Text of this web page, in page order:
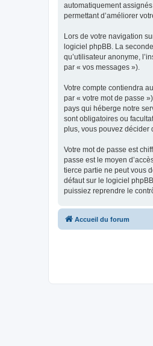
automatiquement
permettant d’améliorer
Lors de votre navigation
logiciel phpBB. La
qu’utilisateur anonyme,
par « vos messages »).
Votre compte contiendra
par « votre mot de passe
pays qui héberge notre
sont obligatoires ou
plus, vous pouvez décider
Votre mot de passe est
passe est le moyen
tierce partie ne peut vous
défaut sur le logiciel
puissiez reprendre le
Accueil du forum